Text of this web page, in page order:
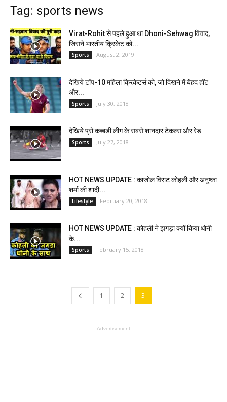
Tag: sports news
Virat-Rohit से पहले हुआ था Dhoni-Sehwag विवाद,
जिसने भारतीय क्रिकेट को...
Sports August 2, 2019
देखिये टॉप-10 महिला क्रिकेटर्स को, जो दिखने में बेहद हॉट
और...
Sports July 30, 2018
देखिये प्रो कब्बडी लीग के सबसे शानदार टेकल्स और रेड
Sports July 27, 2018
HOT NEWS UPDATE : काजोल विराट कोहली और अनुष्का
शर्मा की शादी...
Lifestyle February 20, 2018
HOT NEWS UPDATE : कोहली ने झगड़ा क्यों किया धोनी
के...
Sports February 15, 2018
1 2 3
- Advertisement -